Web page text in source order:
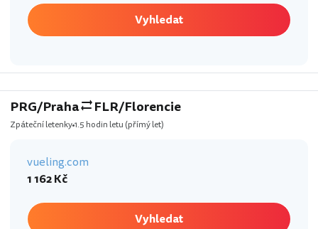
Vyhledat
PRG/Praha FLR/Florencie
Zpáteční letenky1.5 hodin letu (přímý let)
vueling.com
1 162 Kč
Vyhledat